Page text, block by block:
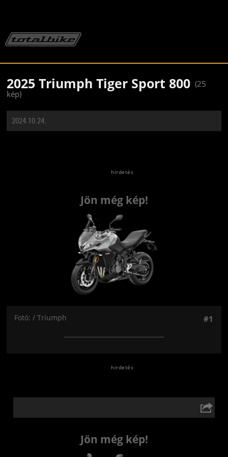
2025 Triumph Tiger Sport 800 (25
kép)
2024.10.24.
Jön még kép!
Fotó: / Triumph #1
Jön még kép!